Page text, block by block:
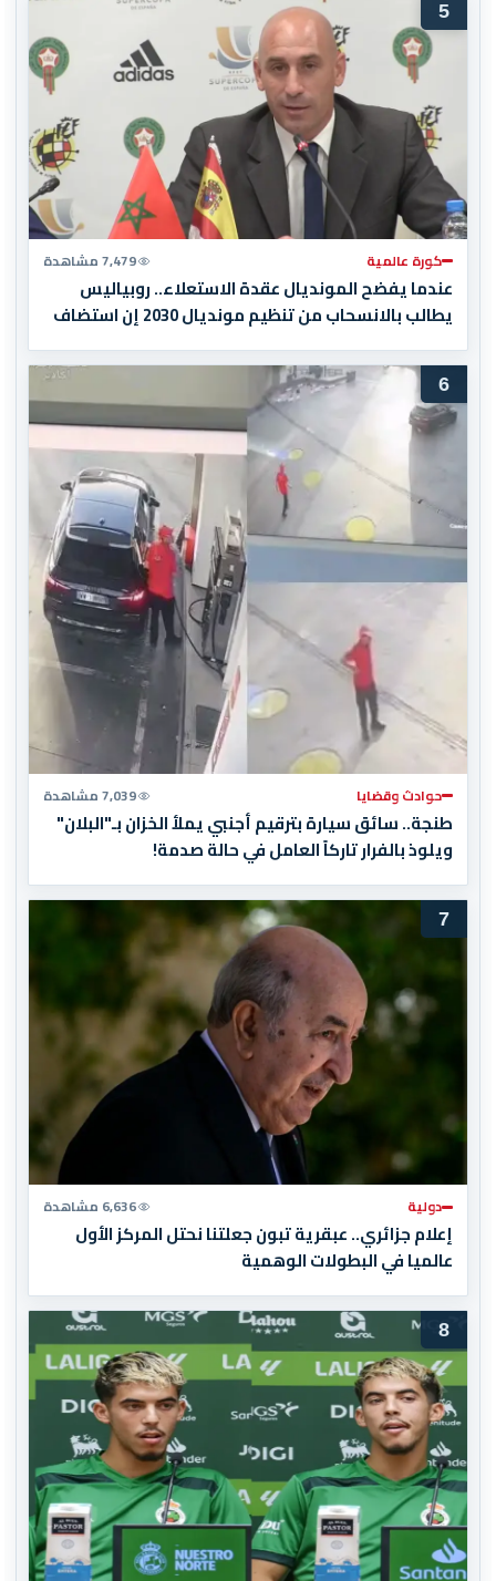
5
كورة عالمية 7,479 مشاهدة
عندما يفضح المونديال عقدة الاستعلاء.. روبياليس
يطالب بالانسحاب من تنظيم مونديال 2030 إن استضاف
6
حوادث وقضايا 7,039 مشاهدة
طنجة.. سائق سيارة بترقيم أجنبي يملأ الخزان بـ"البلان"
ويلوذ بالفرار تاركاً العامل في حالة صدمة!
7
دولية 6,636 مشاهدة
إعلام جزائري.. عبقرية تبون جعلتنا نحتل المركز الأول
عالميا في البطولات الوهمية
8